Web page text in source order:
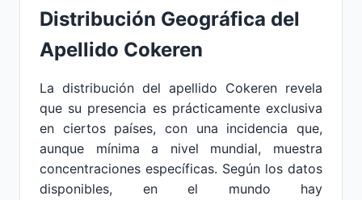
Distribución Geográfica del
Apellido Cokeren
La distribución del apellido Cokeren revela
que su presencia es prácticamente exclusiva
en ciertos países, con una incidencia que,
aunque mínima a nivel mundial, muestra
concentraciones específicas. Según los datos
disponibles, en el mundo hay